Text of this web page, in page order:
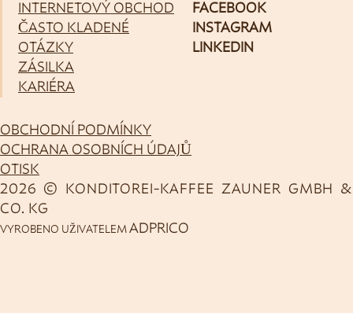
INTERNETOVÝ OBCHOD
ČASTO KLADENÉ
OTÁZKY
ZÁSILKA
KARIÉRA
FACEBOOK
INSTAGRAM
LINKEDIN
2026 © KONDITOREI-KAFFEE ZAUNER GMBH &
CO. KG
OBCHODNÍ PODMÍNKY
OCHRANA OSOBNÍCH ÚDAJŮ
OTISK
VYROBENO UŽIVATELEM ADPRICO